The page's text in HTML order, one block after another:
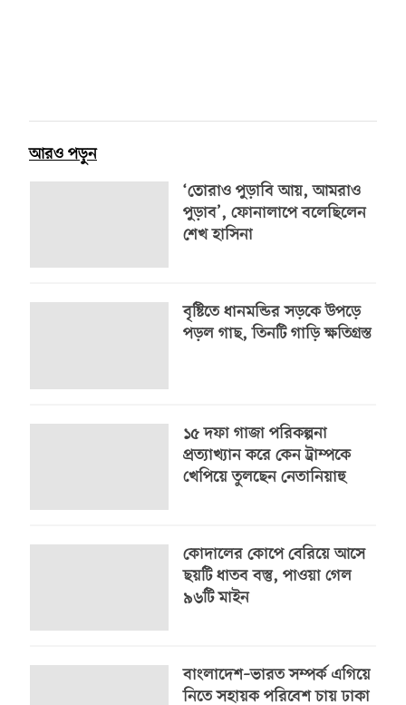
আরও পড়ুন
‘তোরাও পুড়াবি আয়, আমরাও
পুড়াব’, ফোনালাপে বলেছিলেন
শেখ হাসিনা
বৃষ্টিতে ধানমন্ডির সড়কে উপড়ে
পড়ল গাছ, তিনটি গাড়ি ক্ষতিগ্রস্ত
১৫ দফা গাজা পরিকল্পনা
প্রত্যাখ্যান করে কেন ট্রাম্পকে
খেপিয়ে তুলছেন নেতানিয়াহু
কোদালের কোপে বেরিয়ে আসে
ছয়টি ধাতব বস্তু, পাওয়া গেল
৯৬টি মাইন
বাংলাদেশ–ভারত সম্পর্ক এগিয়ে
নিতে সহায়ক পরিবেশ চায় ঢাকা